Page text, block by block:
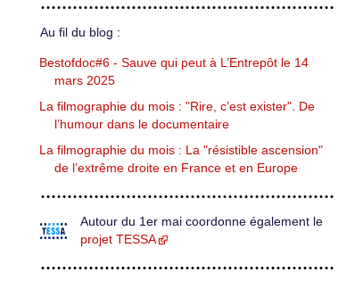
Au fil du blog :
Bestofdoc#6 - Sauve qui peut à L’Entrepôt le 14
mars 2025
La filmographie du mois : "Rire, c’est exister". De
l’humour dans le documentaire
La filmographie du mois : La "résistible ascension"
de l’extrême droite en France et en Europe
Autour du 1er mai coordonne également le
projet TESSA